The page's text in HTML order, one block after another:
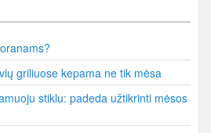
griliuose kepama ne tik mėsa
stiklu: padeda užtikrinti mėsos